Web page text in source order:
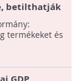
betilthatják
termékeket és